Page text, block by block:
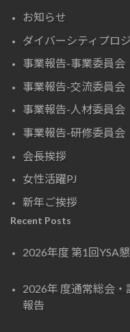
お知らせ
ダイバーシティプロ
事業報告-事業委員会
事業報告-交流委員会
事業報告-人材委員会
事業報告-研修委員会
会長挨拶
女性活躍PJ
新年ご挨拶
Recent Posts
2026年度 第1回YSA
2026年 度通常総会
報告